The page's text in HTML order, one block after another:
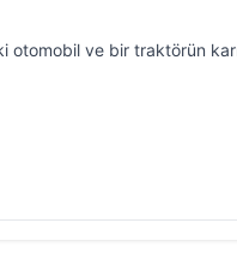
otomobil ve bir traktörün